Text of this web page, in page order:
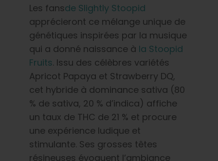
Les fansde Slightly Stoopid
apprécieront ce mélange unique de
génétiques inspirées par la musique
qui a donné naissance à la Stoopid
Fruits. Issu des célèbres variétés
Apricot Papaya et Strawberry DQ,
cet hybride à dominance sativa (80
% de sativa, 20 % d’indica) affiche
un taux de THC de 21 % et procure
une expérience ludique et
stimulante. Ses grosses têtes
résineuses évoquent l’ambiance